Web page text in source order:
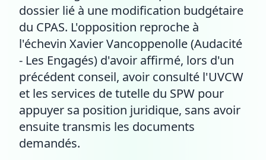
dossier lié à une modification budgétaire
du CPAS. L'opposition reproche à
l'échevin Xavier Vancoppenolle (Audacité
- Les Engagés) d'avoir affirmé, lors d'un
précédent conseil, avoir consulté l'UVCW
et les services de tutelle du SPW pour
appuyer sa position juridique, sans avoir
ensuite transmis les documents
demandés.